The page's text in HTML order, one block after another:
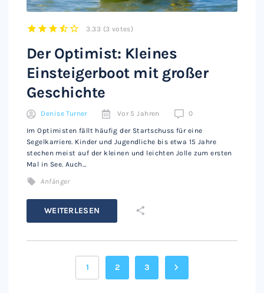
3.33 (3 votes)
Der Optimist: Kleines
Einsteigerboot mit großer
Geschichte
Denise Turner Vor 5 Jahren 0
Im Optimisten fällt häufig der Startschuss für eine
Segelkarriere. Kinder und Jugendliche bis etwa 15 Jahre
stechen meist auf der kleinen und leichten Jolle zum ersten
Mal in See. Auch…
Anfänger
WEITERLESEN
1 2 3